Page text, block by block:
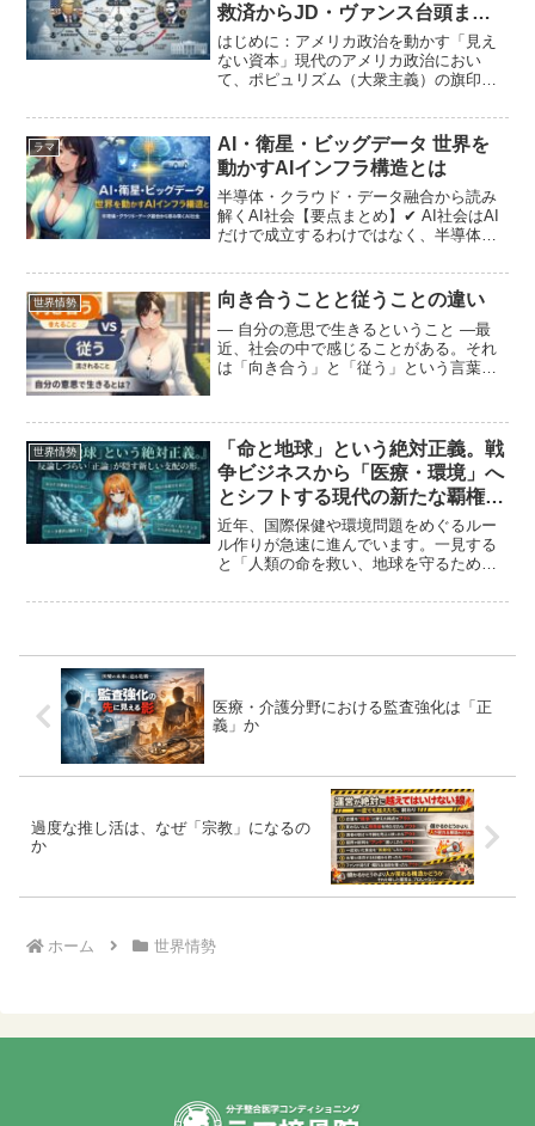
救済からJD・ヴァンス台頭まで
を貫くネットワークの正体
はじめに：アメリカ政治を動かす「見え
ない資本」現代のアメリカ政治におい
て、ポピュリズム（大衆主義）の旗印を
ーやウォール街の極めて限定された「超
富豪層」によって育成・維持されている
というパラドックスがある。...
ラマ
AI・衛星・ビッグデータ 世界を
動かすAIインフラ構造とは
半導体・クラウド・データ融合から読み
解くAI社会【要点まとめ】✔ AI社会はAI
だけで成立するわけではなく、半導体・
上に成り立っている。✔ SNS・衛星・交
通・購買など複数のデータをAIが統合す
ると社会の...
世界情勢 向き合うことと従うことの違い
― 自分の意思で生きるということ ―最
近、社会の中で感じることがある。それ
は「向き合う」と「従う」という言葉の
の生き方そのものを大きく分けるほどの
違いがある。私たちは日...
世界情勢
「命と地球」という絶対正義。戦
争ビジネスから「医療・環境」へ
とシフトする現代の新たな覇権構
造を徹底解剖
近年、国際保健や環境問題をめぐるルー
ル作りが急速に進んでいます。一見する
と「人類の命を救い、地球を守るための
きですが、その裏側を冷徹に紐解いてい
医療・介護分野における監査強化は「正
義」か
過度な推し活は、なぜ「宗教」になるの
か
ホーム 世界情勢